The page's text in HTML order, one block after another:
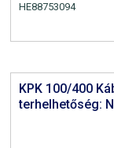
HE88753094
KPK 100/400
terhelhetőség: